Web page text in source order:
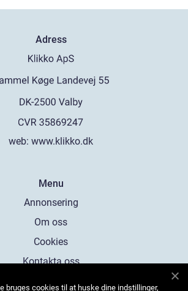
Adress
web: www.klikko.dk
Menu
Annonsering
Om oss
Cookies
Kontakta oss
bruges cookies til at huske dine indstillinger,